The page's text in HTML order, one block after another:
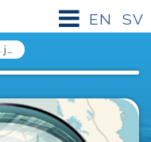
SV
EN
mikromuovit järvissä